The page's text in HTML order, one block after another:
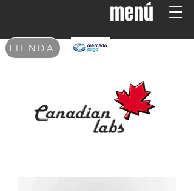
menú
TIENDA